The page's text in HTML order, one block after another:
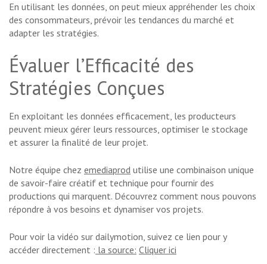
En utilisant les données, on peut mieux appréhender les choix
des consommateurs, prévoir les tendances du marché et
adapter les stratégies.
Évaluer l’Efficacité des
Stratégies Conçues
En exploitant les données efficacement, les producteurs
peuvent mieux gérer leurs ressources, optimiser le stockage
et assurer la finalité de leur projet.
Notre équipe chez emediaprod utilise une combinaison unique
de savoir-faire créatif et technique pour fournir des
productions qui marquent. Découvrez comment nous pouvons
répondre à vos besoins et dynamiser vos projets.
Pour voir la vidéo sur dailymotion, suivez ce lien pour y
accéder directement : la source: Cliquer ici